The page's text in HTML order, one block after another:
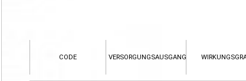
CODE VERSORGUNGSAUSGANG